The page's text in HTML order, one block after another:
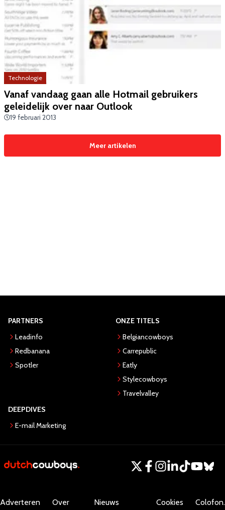
Technologie
Vanaf vandaag gaan alle Hotmail gebruikers
geleidelijk over naar Outlook
19 februari 2013
Meer artikelen
PARTNERS
Leadinfo
Redbanana
Spotler
ONZE TITELS
Belgiancowboys
Carrepublic
Eatly
Stylecowboys
Travelvalley
DEEPDIVES
E-mail Marketing
Adverteren
Over
Nieuws
Cookies Colofon.